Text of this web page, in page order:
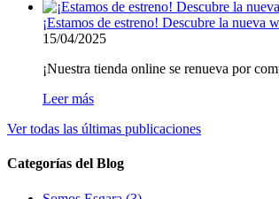
¡Estamos de estreno! Descubre la nueva
15/04/2025
¡Nuestra tienda online se renueva por
Leer más
Ver todas las últimas publicaciones
Categorías del Blog